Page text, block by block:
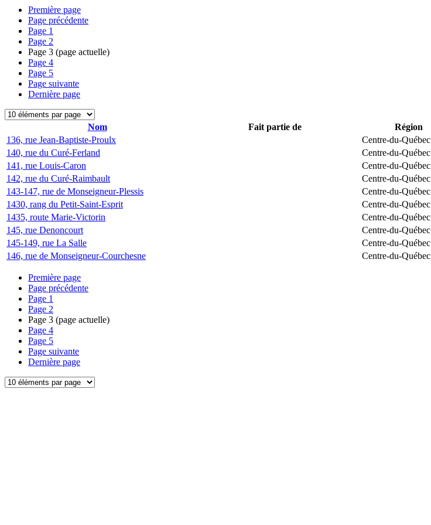
Première page
Page précédente
Page 1
Page 2
Page 3 (page actuelle)
Page 4
Page 5
Page suivante
Dernière page
Nom Fait partie de Région
136, rue Jean-Baptiste-Proulx
Centre-du-Québec
140, rue du Curé-Ferland
Centre-du-Québec
141, rue Louis-Caron
Centre-du-Québec
142, rue du Curé-Raimbault
Centre-du-Québec
143-147, rue de Monseigneur-Plessis
Centre-du-Québec
1430, rang du Petit-Saint-Esprit
Centre-du-Québec
1435, route Marie-Victorin
Centre-du-Québec
145, rue Denoncourt
Centre-du-Québec
145-149, rue La Salle
Centre-du-Québec
146, rue de Monseigneur-Courchesne
Centre-du-Québec
Première page
Page précédente
Page 1
Page 2
Page 3 (page actuelle)
Page 4
Page 5
Page suivante
Dernière page